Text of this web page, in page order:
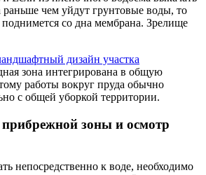
раньше чем уйдут грунтовые воды, то
со дна мембрана. Зрелище
дизайн участка
зона интегрирована в общую
работы вокруг пруда обычно
с общей уборкой территории.
зоны и осмотр
непосредственно к воде, необходимо